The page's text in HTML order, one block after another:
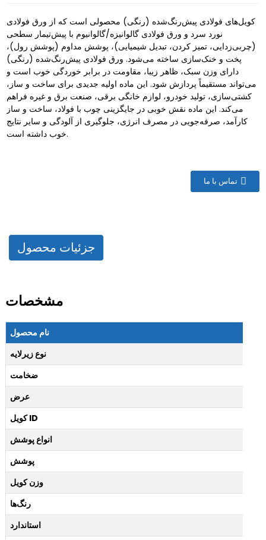
کویل‌های فولادی پیش‌رنگ‌شده (رنگی) محصولی است که از ورق فولادی
نورد سرد و ورق فولادی گالوانیزه/گالوانیوم با پیش‌تیمار سطحی
(چربی‌زدایی، تمیز کردن، تبدیل شیمیایی)، پوشش مداوم (پوشش رول)،
پخت و خنک‌سازی ساخته می‌شود. ورق فولادی پیش‌رنگ‌شده (رنگی)
دارای وزن سبک، ظاهر زیبا، مقاومت در برابر خوردگی خوب است و
می‌تواند مستقیماً پردازش شود. این ماده اولیه جدیدی برای ساخت و ساز،
کشتی‌سازی، تولید خودرو، لوازم خانگی برقی، صنعت برق و غیره فراهم
می‌کند. این ماده نقش خوبی در جایگزینی چوب با فولاد، ساخت و ساز
کارآمد، صرفه‌جویی در مصرف انرژی، جلوگیری از آلودگی و سایر نتایج
خوب داشته است.
تماس با ما
جزئیات محصول
مشخصات
نام محصول
نوع زیرلایه
ضخامت
عرض
کویل lD
انواع پوشش
پوشش
وزن کویل
رنگ‌ها
استاندارد